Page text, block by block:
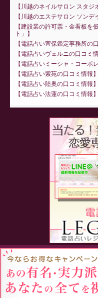
川越のネイルサロン スタジ
川越のエステサロン ソンデ
建設業の許可票・金看板を
ト」
電話占い宜保鑑定事務所の
電話占いヴェルニの口コミ
電話占いミーシャ・コーポ
電話占い紫苑の口コミ情報
電話占い陸奥の口コミ情報
電話占い法蓮の口コミ情報
Proudly powered by WordPress